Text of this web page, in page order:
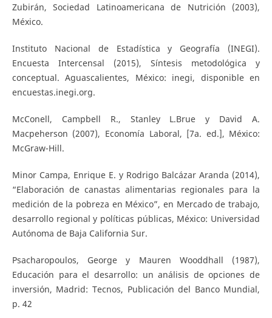
Zubirán, Sociedad Latinoamericana de Nutrición (2003),
México.
Instituto Nacional de Estadística y Geografía (INEGI).
Encuesta Intercensal (2015), Síntesis metodológica y
conceptual. Aguascalientes, México: inegi, disponible en
encuestas.inegi.org.
McConell, Campbell R., Stanley L.Brue y David A.
Macpeherson (2007), Economía Laboral, [7a. ed.], México:
McGraw-Hill.
Minor Campa, Enrique E. y Rodrigo Balcázar Aranda (2014),
“Elaboración de canastas alimentarias regionales para la
medición de la pobreza en México”, en Mercado de trabajo,
desarrollo regional y políticas públicas, México: Universidad
Autónoma de Baja California Sur.
Psacharopoulos, George y Mauren Wooddhall (1987),
Educación para el desarrollo: un análisis de opciones de
inversión, Madrid: Tecnos, Publicación del Banco Mundial,
p. 42